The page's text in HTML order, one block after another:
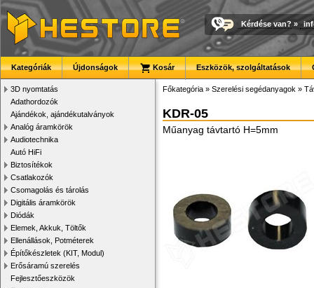
Kérdése van? »
Kategóriák Újdonságok Kosár Eszközök, szolgáltatások
3D nyomtatás
Adathordozók
Ajándékok, ajándékutalványok
Analóg áramkörök
Audiotechnika
Autó HiFi
Biztosítékok
Csatlakozók
Csomagolás és tárolás
Digitális áramkörök
Diódák
Elemek, Akkuk, Töltők
Ellenállások, Potméterek
Építőkészletek (KIT, Modul)
Erősáramú szerelés
Fejlesztőeszközök
Főkategória » Szerelési segédanyagok »
KDR-05
Műanyag távtartó H=5mm